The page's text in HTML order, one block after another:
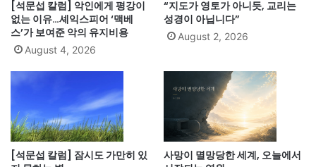
[석문섭 칼럼] 악인에게 평강이
없는 이유…셰익스피어 ‘맥베
스’가 보여준 악의 유지비용
August 4, 2026
“지도가 영토가 아니듯, 교리는
성경이 아닙니다”
August 2, 2026
[석문섭 칼럼] 잠시도 가만히 있
사망이 멸망당한 세계, 오늘에서